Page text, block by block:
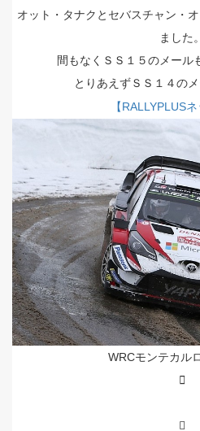
オット・タナクとセバスチャン・
ました。
間もなくＳＳ１５のメール
とりあえずＳＳ１４の
【RALLYPLUSネ
WRCモンテカル

